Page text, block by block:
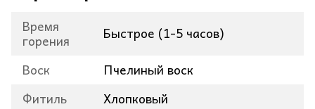
Время
горения
Быстрое (1-5 часов)
Воск
Пчелиный воск
Фитиль
Хлопковый